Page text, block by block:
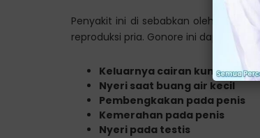
Penyakit ini di sebabkan oleh infeksi
reproduksi pria. Gonore ini dapat
Keluarnya cairan kuning
Nyeri saat buang air kecil
Pembengkakan pada penis
Kemerahan pada penis
Nyeri pada testis